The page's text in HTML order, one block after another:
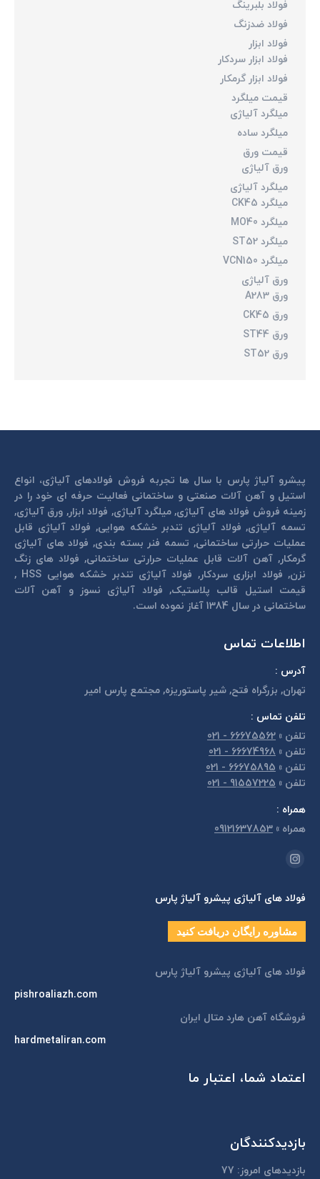
فولاد بلبرینگ
فولاد ضدزنگ
فولاد ابزار
فولاد ابزار سردکار
فولاد ابزار گرمکار
قیمت میلگرد
میلگرد آلیاژی
میلگرد ساده
قیمت ورق
ورق آلیاژی
میلگرد آلیاژی
میلگرد CK45
میلگرد MO40
میلگرد ST52
میلگرد VCN150
ورق آلیاژی
ورق A283
ورق CK45
ورق ST44
ورق ST52
پیشرو آلیاژ پارس با سال ها تجربه فروش فولادهای آلیاژی، انواع
استیل و آهن آلات صنعتی و ساختمانی فعالیت حرفه ای خود را در
زمینه فروش فولاد های آلیاژی, میلگرد آلیاژی, فولاد ابزار, ورق آلیاژی,
تسمه آلیاژی, فولاد آلیاژی تندبر خشكه هوايی, فولاد آلیاژی قابل
عمليات حرارتی ساختمانی, تسمه فنر بسته بندی, فولاد های آلیاژی
گرمكار, آهن آلات قابل عمليات حرارتی ساختمانی, فولاد های زنگ
نزن, فولاد ابزاری سردكار, فولاد آلیاژی تندبر خشكه هوايی HSS ,
قیمت استیل قالب پلاستيک, فولاد آلیاژی نسوز و آهن آلات
ساختمانی در سال 1384 آغاز نموده است.
اطلاعات تماس
آدرس :
تهران, بزرگراه فتح, شير پاستوريزه, مجتمع پارس امير
تلفن تماس :
تلفن »
66675562 - 021
تلفن »
66674968 - 021
تلفن »
66675895 - 021
تلفن »
91557225 - 021
همراه :
همراه »
09121637853
مارا در اینجا پیدا کنید:
اینستاگرام
opens
in
new
فولاد های آلیاژی پیشرو آلیاژ پارس
مشاوره رایگان دریافت کنید
فولاد های آلیاژی پیشرو آلیاژ پارس
pishroaliazh.com
فروشگاه آهن هارد متال ایران
hardmetaliran.com
اعتماد شما، اعتبار ما
بازدیدکنندگان
بازدیدهای امروز: 77